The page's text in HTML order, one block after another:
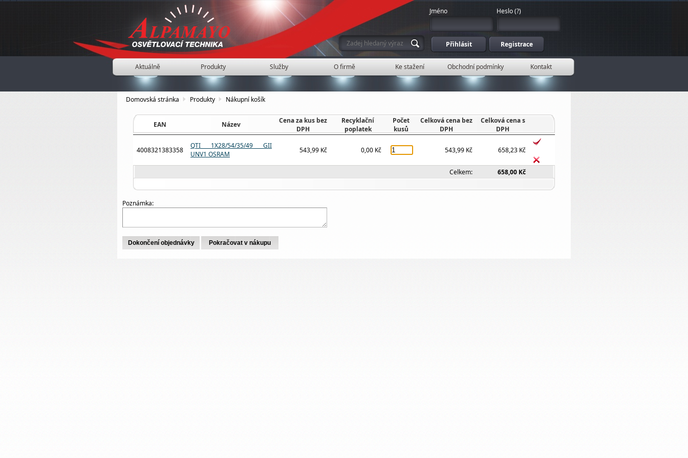
Jméno Heslo(?)
Aktuálně Produkty Služby O firmě Ke stažení Obchodní podmínky Kontakt
Domovská stránka Produkty Nákupní košík
EAN Název
Cena za kus bez
DPH
Recyklační
poplatek
Počet
kusů
Celková cena bez
DPH
Celková cena s
DPH
Celkem: 658,00 Kč
4008321383358
QTI 1X28/54/35/49 GII
UNV1 OSRAM
543,99 Kč 0,00 Kč 543,99 Kč 658,23 Kč
Poznámka: